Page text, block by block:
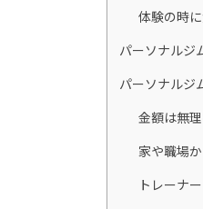
体験の時
パーソナルジ
パーソナルジ
金額は無
家や職場
トレーナ